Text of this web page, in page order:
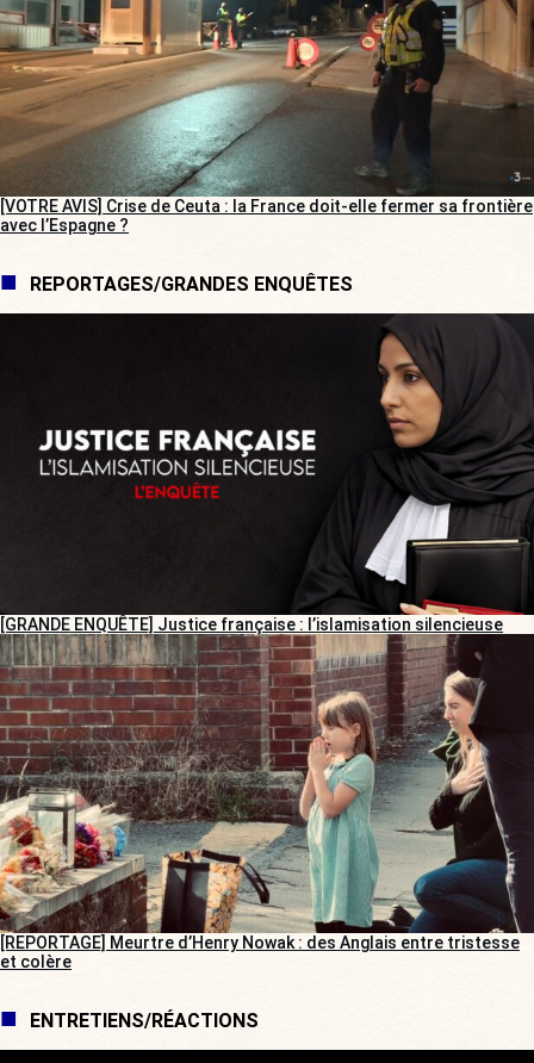
[VOTRE AVIS] Crise de Ceuta : la France doit-elle fermer sa frontière
avec l’Espagne ?
REPORTAGES/GRANDES ENQUÊTES
[GRANDE ENQUÊTE] Justice française : l’islamisation silencieuse
[REPORTAGE] Meurtre d’Henry Nowak : des Anglais entre tristesse
et colère
ENTRETIENS/RÉACTIONS